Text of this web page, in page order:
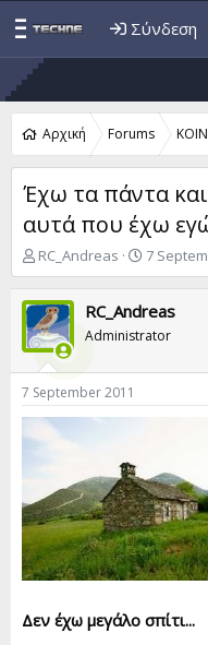
Σύνδεση
Αρχική Forums
Έχω τα πάντα
αυτά που έχω
T
h
e
a
d
s
t
RC_Andreas
S
t
r
t
a
7
RC_Andreas
Administrator
7 September 2011
Δεν έχω μεγάλο σπίτι...